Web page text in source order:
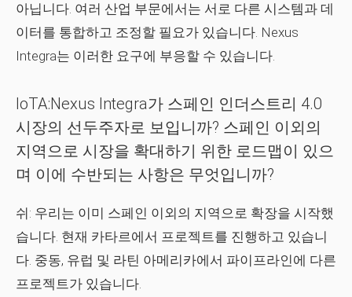
아닙니다. 여러 산업 부문에서는 서로 다른 시스템과 데
이터를 통합하고 조정할 필요가 있습니다. Nexus
Integra는 이러한 요구에 부응할 수 있습니다.
IoTA:Nexus Integra가 스페인 인더스트리 4.0
시장의 선두주자로 보입니까? 스페인 이외의
지역으로 시장을 확대하기 위한 로드맵이 있으
며 이에 수반되는 사항은 무엇입니까?
쉬: 우리는 이미 스페인 이외의 지역으로 확장을 시작했
습니다. 현재 카타르에서 프로젝트를 진행하고 있습니
다. 중동, 유럽 및 라틴 아메리카에서 파이프라인에 다른
프로젝트가 있습니다.